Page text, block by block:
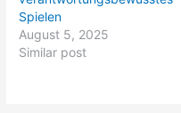
Spielen
August 5, 2025
Similar post